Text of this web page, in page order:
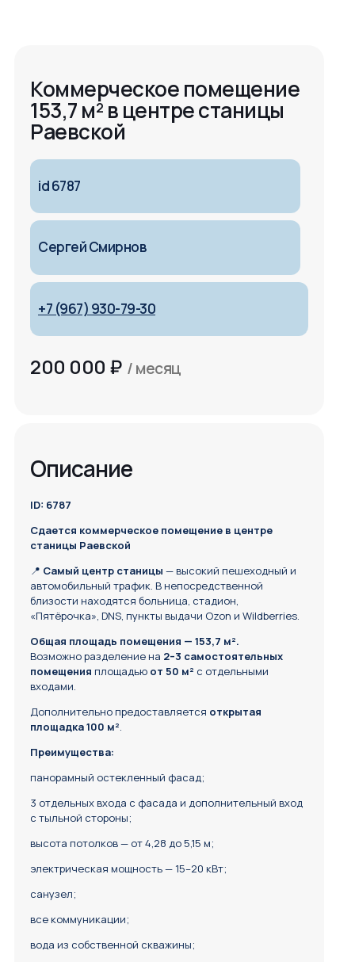
Коммерческое помещение
153,7 м² в центре станицы
Раевской
id 6787
Сергей Смирнов
+7 (967) 930-79-30
200 000 ₽ / месяц
Описание
ID: 6787
Сдается коммерческое помещение в центре
станицы Раевской
📍 Самый центр станицы — высокий пешеходный и
автомобильный трафик. В непосредственной
близости находятся больница, стадион,
«Пятёрочка», DNS, пункты выдачи Ozon и Wildberries.
Общая площадь помещения — 153,7 м².
Возможно разделение на 2–3 самостоятельных
помещения площадью от 50 м² с отдельными
входами.
Дополнительно предоставляется открытая
площадка 100 м².
Преимущества:
панорамный остекленный фасад;
3 отдельных входа с фасада и дополнительный вход
с тыльной стороны;
высота потолков — от 4,28 до 5,15 м;
электрическая мощность — 15–20 кВт;
санузел;
все коммуникации;
вода из собственной скважины;